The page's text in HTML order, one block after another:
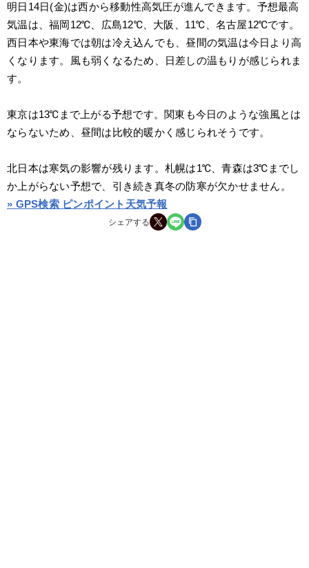
明日14日(金)は西から移動性高気圧が進んできます。予想最高
気温は、福岡12℃、広島12℃、大阪、11℃、名古屋12℃です。
西日本や東海では朝は冷え込んでも、昼間の気温は今日より高
くなります。風も弱くなるため、日差しの温もりが感じられま
す。
東京は13℃まで上がる予想です。関東も今日のような強風とは
ならないため、昼間は比較的暖かく感じられそうです。
北日本は寒気の影響が残ります。札幌は1℃、青森は3℃までし
か上がらない予想で、引き続き真冬の防寒が欠かせません。
» GPS検索 ピンポイント天気予報
シェアする